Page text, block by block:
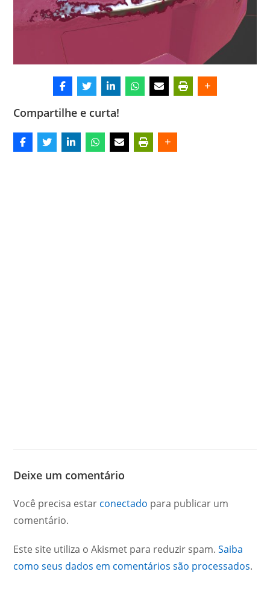
Compartilhe e curta!
Deixe um comentário
Você precisa estar conectado para publicar um
comentário.
Este site utiliza o Akismet para reduzir spam.Saiba
como seus dados em comentários são processados.